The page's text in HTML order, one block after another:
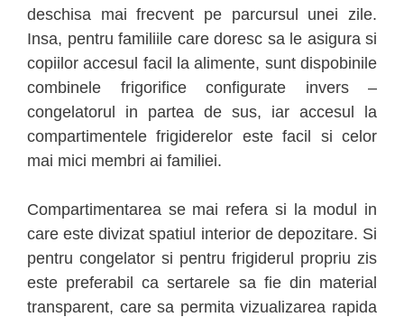
deschisa mai frecvent pe parcursul unei zile.
Insa, pentru familiile care doresc sa le asigura si
copiilor accesul facil la alimente, sunt dispobinile
combinele frigorifice configurate invers –
congelatorul in partea de sus, iar accesul la
compartimentele frigiderelor este facil si celor
mai mici membri ai familiei.
Compartimentarea se mai refera si la modul in
care este divizat spatiul interior de depozitare. Si
pentru congelator si pentru frigiderul propriu zis
este preferabil ca sertarele sa fie din material
transparent, care sa permita vizualizarea rapida